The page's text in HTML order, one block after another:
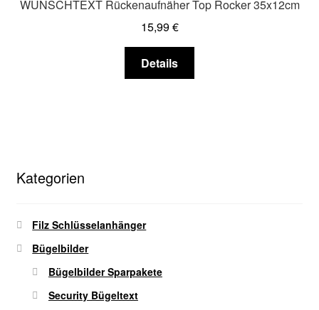
können
der
gewählt
WUNSCHTEXT Rückenaufnäher Top Rocker 35x12cm
15,99€
Details
Kategorien
Filz Schlüsselanhänger
Bügelbilder
Bügelbilder Sparpakete
Security Bügeltext